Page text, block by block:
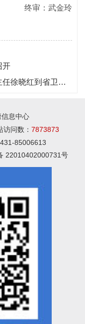
终审：武金玲
开
息中心等部分委直单位调研
息中心
问数： 7873873
85006613
22010402000731号